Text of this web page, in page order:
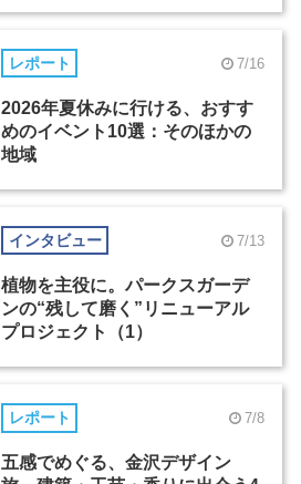
レポート 7/16
2026年夏休みに行ける、おすす
めのイベント10選：そのほかの
地域
インタビュー 7/13
植物を主役に。パークスガーデ
ンの“残して磨く”リニューアル
プロジェクト（1）
レポート 7/8
五感でめぐる、金沢デザイン